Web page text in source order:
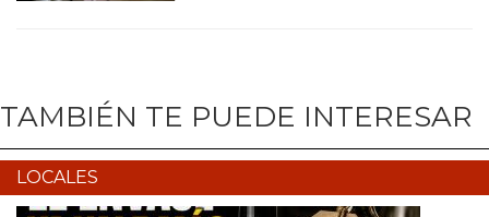
TAMBIÉN TE PUEDE INTERESAR
LOCALES